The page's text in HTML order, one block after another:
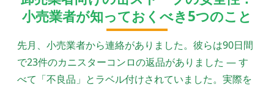
小売業者が知っておくべき5つのこと
先月、小売業者から連絡がありました。彼らは90日間
で23件のカニスターコンロの返品がありました — す
べて「不良品」とラベル付けされていました。実際を